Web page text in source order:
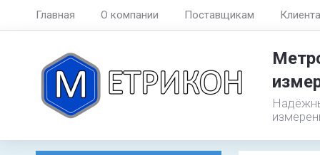
Главная О компании Поставщикам